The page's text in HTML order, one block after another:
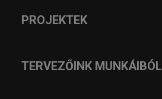
PROJEKTEK
TERVEZŐINK MUNKÁIBÓL